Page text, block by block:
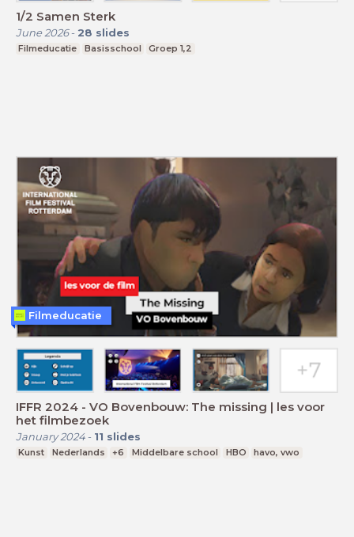
1/2 Samen Sterk
June 2026- 28 slides
Filmeducatie Basisschool Groep 1,2
IFFR 2024 - VO Bovenbouw: The missing | les voor
het filmbezoek
January 2024- 11 slides
Kunst Nederlands +6 Middelbare school HBO havo, vwo
Filmeducatie